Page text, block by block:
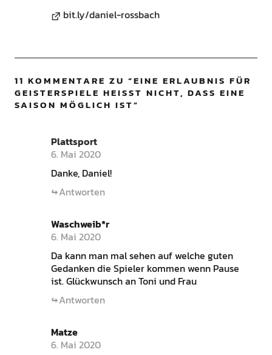
bit.ly/daniel-rossbach
11 KOMMENTARE ZU “EINE ERLAUBNIS FÜR
GEISTERSPIELE HEISST NICHT, DASS EINE S
AISON MÖGLICH IST
”
Plattsport
6. Mai 2020
Danke, Daniel!
Antworten
Waschweib*r
6. Mai 2020
Da kann man mal sehen auf welche guten
Gedanken die Spieler kommen wenn Pause
ist. Glückwunsch an Toni und Frau
Antworten
Matze
6. Mai 2020